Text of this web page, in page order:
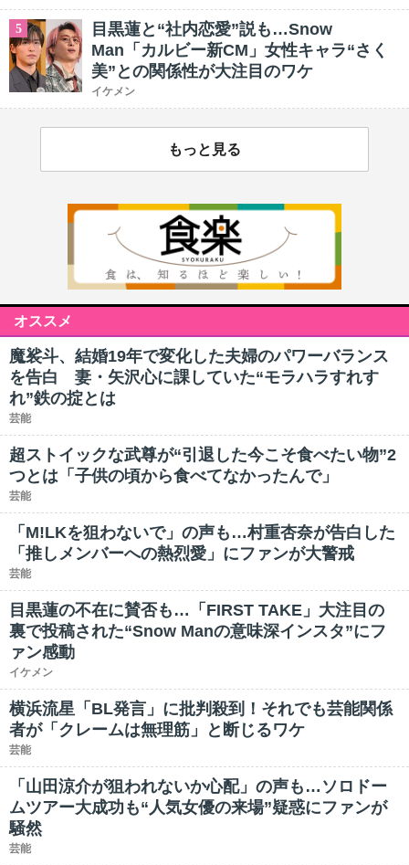
5
目黒蓮と“社内恋愛”説も…Snow
Man「カルビー新CM」女性キャラ“さく
美”との関係性が大注目のワケ
イケメン
もっと見る
オススメ
魔裟斗、結婚19年で変化した夫婦のパワーバランス
を告白 妻・矢沢心に課していた“モラハラすれす
れ”鉄の掟とは
芸能
超ストイックな武尊が“引退した今こそ食べたい物”2
つとは「子供の頃から食べてなかったんで」
芸能
「M!LKを狙わないで」の声も…村重杏奈が告白した
「推しメンバーへの熱烈愛」にファンが大警戒
芸能
目黒蓮の不在に賛否も…「FIRST TAKE」大注目の
裏で投稿された“Snow Manの意味深インスタ”にフ
ァン感動
イケメン
横浜流星「BL発言」に批判殺到！それでも芸能関係
者が「クレームは無理筋」と断じるワケ
芸能
「山田涼介が狙われないか心配」の声も…ソロドー
ムツアー大成功も“人気女優の来場”疑惑にファンが
騒然
芸能